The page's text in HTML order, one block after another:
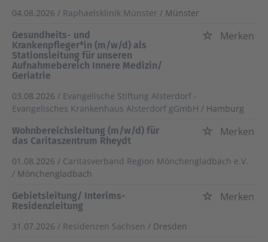
04.08.2026 / Raphaelsklinik Münster / Münster
Gesundheits- und
Krankenpfleger*in (m/w/d) als
Stationsleitung für unseren
Aufnahmebereich Innere Medizin/
Geriatrie
Merken
03.08.2026 / Evangelische Stiftung Alsterdorf -
Evangelisches Krankenhaus Alsterdorf gGmbH / Hamburg
Wohnbereichsleitung (m/w/d) für
das Caritaszentrum Rheydt
Merken
01.08.2026 / Caritasverband Region Mönchengladbach e.V.
/ Mönchengladbach
Gebietsleitung/ Interims-
Residenzleitung
Merken
31.07.2026 / Residenzen Sachsen / Dresden